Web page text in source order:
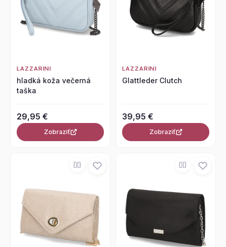
LAZZARINI
hladká koža večerná
taška
29,95 €
Zobraziť
LAZZARINI
Glattleder Clutch
39,95 €
Zobraziť